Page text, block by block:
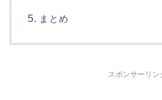
まとめ
スポンサーリン